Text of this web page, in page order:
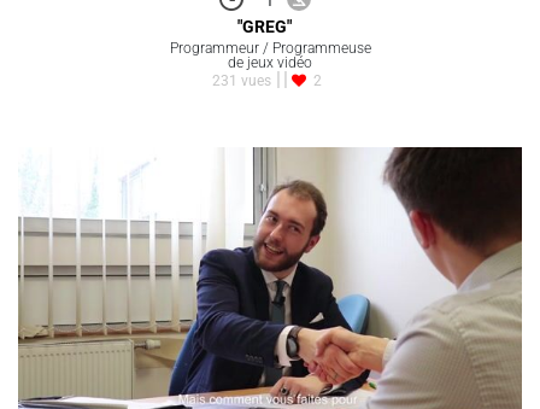
"GREG"
Programmeur / Programmeuse
de jeux vidéo
231 vues
2